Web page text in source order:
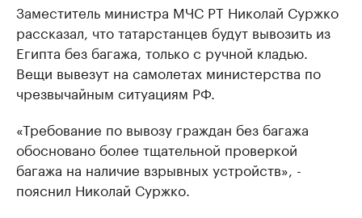
Заместитель министра МЧС РТ Николай Суржко
рассказал, что татарстанцев будут вывозить из
Египта без багажа, только с ручной кладью.
Вещи вывезут на самолетах министерства по
чрезвычайным ситуациям РФ.
«Требование по вывозу граждан без багажа
обосновано более тщательной проверкой
багажа на наличие взрывных устройств», -
пояснил Николай Суржко.